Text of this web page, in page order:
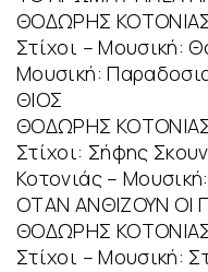
ΘΟΔΩΡΗΣ ΚΟΤΟΝΙΑΣ
Στίχοι – Μουσική:
Μουσική:
ΘΙΟΣ
ΘΟΔΩΡΗΣ
Στίχοι: Σήφης
Κοτονιάς –
ΟΤΑΝ ΑΝΘΙΖΟΥΝ ΟΙ
ΘΟΔΩΡΗΣ
Στίχοι – Μουσική: